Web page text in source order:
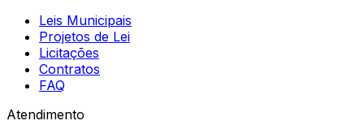
Leis Municipais
Projetos de Lei
Licitações
Contratos
FAQ
Atendimento